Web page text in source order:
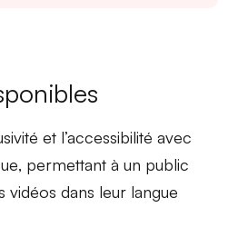
et l’accessibilité avec
, permettant à un public
dans leur langue